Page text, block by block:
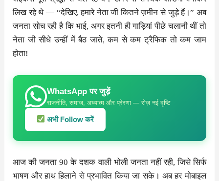
लिख रहे थे — “देखिए, हमारे नेता जी कितने ज़मीन से जुड़े हैं।” अब
जनता सोच रही है कि भाई, अगर इतनी ही गाड़ियां पीछे चलानी थीं तो
नेता जी सीधे उन्हीं में बैठ जाते, कम से कम ट्रैफिक तो कम जाम
होता!
WhatsApp पर जुड़ें
राजनीति, समाज, अध्यात्म और प्रेरणा — रोज़ नई दृष्टि
अभी Follow करें
आज की जनता 90 के दशक वाली भोली जनता नहीं रही, जिसे सिर्फ
भाषण और हाथ हिलाने से प्रभावित किया जा सके। अब हर मोबाइल